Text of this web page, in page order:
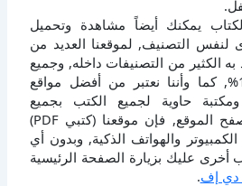
يمكنك أيضاً مشاهدة وتحميل
لنفس التصنيف, لموقعنا العديد من
به الكثير من التصنيفات داخله, وجميع
هذه الكتب مجانية 100%, كما وأننا نعتبر من أفضل مواقع
حاوية لجميع الكتب بجميع
تخصصاتها, وبالنسبة لتصفح الموقع, فإن موقعنا (كتبي PDF)
والهواتف الذكية, وبدون أي
عليك بزيارة الصفحة الرئيسية
دي إف.